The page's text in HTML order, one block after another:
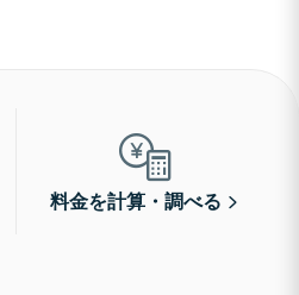
料金を計算・調べる